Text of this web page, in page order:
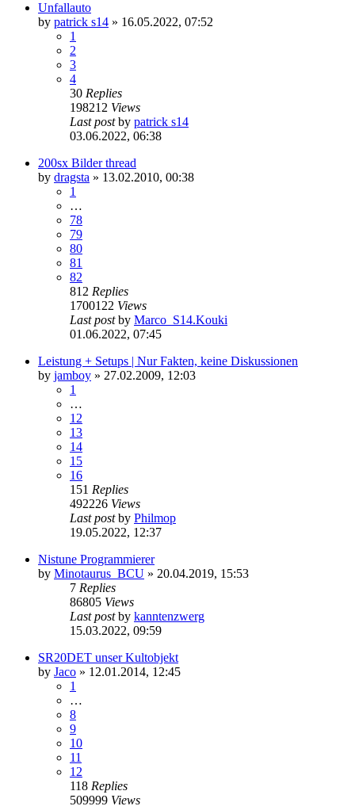
Unfallauto
by patrick s14 » 16.05.2022, 07:52
1
2
3
4
30 Replies
198212 Views
Last postby patrick s14
03.06.2022, 06:38
200sx Bilder thread
by dragsta » 13.02.2010, 00:38
1
…
78
79
80
81
82
812 Replies
1700122 Views
Last postby Marco_S14.Kouki
01.06.2022, 07:45
Leistung + Setups | Nur Fakten, keine Diskussionen
by jamboy » 27.02.2009, 12:03
1
…
12
13
14
15
16
151 Replies
492226 Views
Last postby Philmop
19.05.2022, 12:37
Nistune Programmierer
by Minotaurus_BCU » 20.04.2019, 15:53
7 Replies
86805 Views
Last postby kanntenzwerg
15.03.2022, 09:59
SR20DET unser Kultobjekt
by Jaco » 12.01.2014, 12:45
1
…
8
9
10
11
12
118 Replies
509999 Views